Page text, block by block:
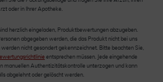
oder in Ihrer Apotheke.
herzlich eingeladen, Produktbewertungen abzugeben.
abgegeben werden, die das Produkt nicht bei uns
nicht gesondert gekennzeichnet. Bitte beachten Sie,
entsprechen müssen. Jede eingehende
manuellen Authentizitätskontrolle unterzogen und kann
abgelehnt oder gelöscht werden.